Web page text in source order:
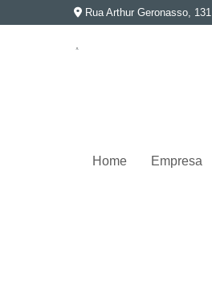
Rua Arthur Geronasso, 131
Home Empresa